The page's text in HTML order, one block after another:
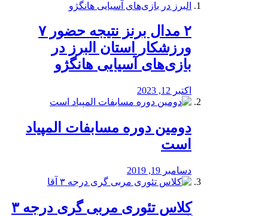
۲ مدال برنز نتیجه حضور ۷
ورزشکار استان البرز در
بازی‌های آسیایی هانگژو
اکتبر 12, 2023
دومین دوره مسابفات المپیاد
است
دسامبر 19, 2019
کلاس تئوری مربی گری درجه ۳